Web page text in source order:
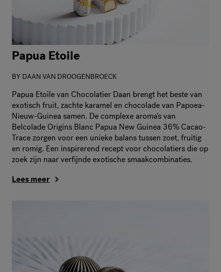
Papua Etoile
BY DAAN VAN DROOGENBROECK
Papua Etoile van Chocolatier Daan brengt het beste van
exotisch fruit, zachte karamel en chocolade van Papoea-
Nieuw-Guinea samen. De complexe aroma's van
Belcolade Origins Blanc Papua New Guinea 36% Cacao-
Trace zorgen voor een unieke balans tussen zoet, fruitig
en romig. Een inspirerend recept voor chocolatiers die op
zoek zijn naar verfijnde exotische smaakcombinaties.
Lees meer